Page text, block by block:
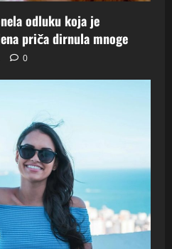
odluku koja je
priča dirnula mnoge
0